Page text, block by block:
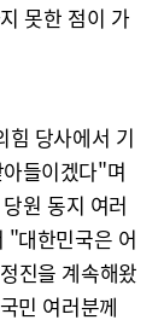
못한 점이 가
힘 당사에서 기
들이겠다"며
원 동지 여러
"대한민국은 어
진을 계속해왔
민 여러분께